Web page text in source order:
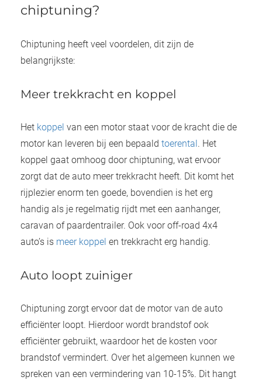
chiptuning?
Chiptuning heeft veel voordelen, dit zijn de
belangrijkste:
Meer trekkracht en koppel
Het koppel van een motor staat voor de kracht die de
motor kan leveren bij een bepaald toerental. Het
koppel gaat omhoog door chiptuning, wat ervoor
zorgt dat de auto meer trekkracht heeft. Dit komt het
rijplezier enorm ten goede, bovendien is het erg
handig als je regelmatig rijdt met een aanhanger,
caravan of paardentrailer. Ook voor off-road 4x4
auto’s is meer koppel en trekkracht erg handig.
Auto loopt zuiniger
Chiptuning zorgt ervoor dat de motor van de auto
efficiënter loopt. Hierdoor wordt brandstof ook
efficiënter gebruikt, waardoor het de kosten voor
brandstof vermindert. Over het algemeen kunnen we
spreken van een vermindering van 10-15%. Dit hangt